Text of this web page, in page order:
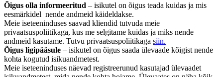
Õigus olla informeeritud – isikutel on õigus teada kuidas ja mis
eesmärkidel nende andmeid käideldakse.
Meie iseteeninduses saavad kliendid tutvuda meie
privaatsuspoliitikaga, kus me selgitame kuidas ja miks nende
andmeid kasutame. Tutvu privaatsuspoliitikaga siin.
Õigus ligipääsule – isikutel on õigus saada ülevaade kõigist nende
kohta kogutud isikuandmetest.
Meie iseteeninduses näevad registreerunud kasutajad ülevaadet